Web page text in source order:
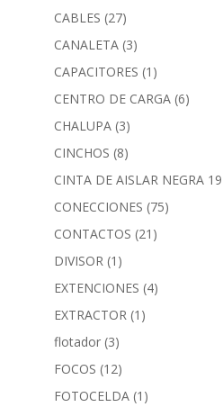
CABLES (27)
CANALETA (3)
CAPACITORES (1)
CENTRO DE CARGA (6)
CHALUPA (3)
CINCHOS (8)
CINTA DE AISLAR NEGRA
CONECCIONES (75)
CONTACTOS (21)
DIVISOR (1)
EXTENCIONES (4)
EXTRACTOR (1)
flotador (3)
FOCOS (12)
FOTOCELDA (1)